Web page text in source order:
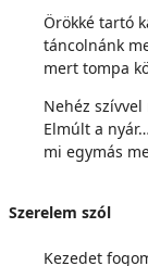
Örökké tartó
táncolnánk
mert tompa
Nehéz szívvel
Elmúlt a nyár…,
mi egymás
Kezedet